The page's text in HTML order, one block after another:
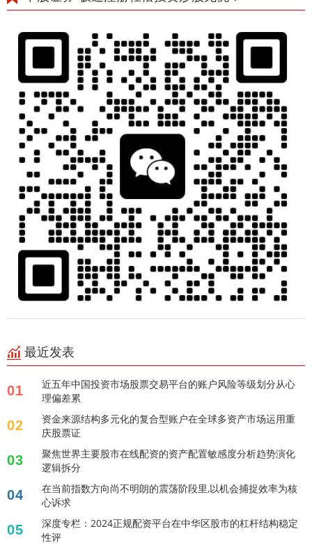
最近发表
01
近五年中国投资市场股票交易平台的账户风险等级划分从心
理偏差累
02
资金来源结构多元化的复合型账户在全球多资产市场运用重
庆股票证
03
聚焦世界主要股市在线配资的资产配置敏感度分析趋势演化
逻辑拆分
04
在当前指数方向尚不明朗的震荡阶段里,以机会捕捉效率为核
心诉求
05
深度专栏：2024正规配资平台在中华区股市的杠杆结构稳定
性评